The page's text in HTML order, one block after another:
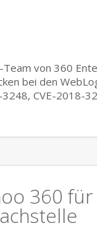
von 360
bei den
CVE-2018-
360